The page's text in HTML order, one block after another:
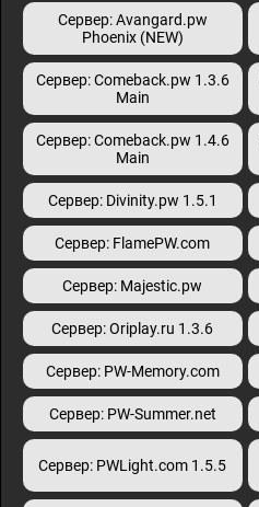
Сервер: Avangard.pw
Phoenix (NEW)
Сервер: Comeback.pw 1.3.6
Main
Сервер: Comeback.pw 1.4.6
Main
Сервер: Divinity.pw 1.5.1
Сервер: FlamePW.com
Сервер: Majestic.pw
Сервер: Oriplay.ru 1.3.6
Сервер: PW-Memory.com
Сервер: PW-Summer.net
Сервер: PWLight.com 1.5.5